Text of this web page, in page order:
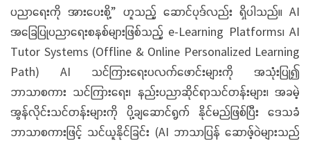
ပညာရေးကို အားပေးစို့” ဟူသည့် ဆောင်ပုဒ်လည်း ရှိပါသည်။ AI
အခြေပြုပညာရေးစနစ်များဖြစ်သည့် e-Learning Platforms၊ AI
Tutor Systems (Offline & Online Personalized Learning
Path) AI သင်ကြားရေးပလက်ဖောင်းများကို အသုံးပြု၍
ဘာသာစကား သင်ကြားရေး၊ နည်းပညာဆိုင်ရာသင်တန်းများ၊ အခမဲ့
အွန်လိုင်းသင်တန်းများကို ပို့ချဆောင်ရွက် နိုင်မည်ဖြစ်ပြီး ဒေသခံ
ဘာသာစကားဖြင့် သင်ယူနိုင်ခြင်း (AI ဘာသာပြန် ဆောဖ့်ဝဲများသည်